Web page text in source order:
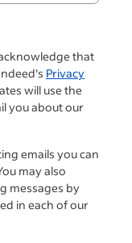
that
Privacy
will use the
you about our
emails you can
may also
messages by
in each of our